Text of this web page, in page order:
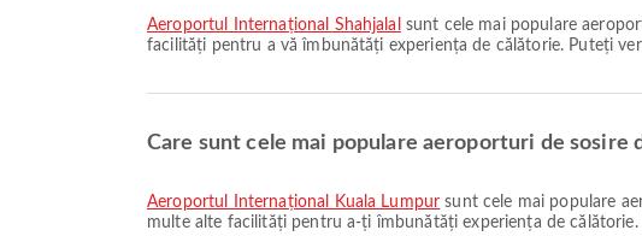
Aeroportul Internațional Shahjalal
sunt cele mai populare
facilități pentru a vă îmbunătăți experiența de călătorie. Puteți
Care sunt cele mai populare aeroporturi de sosire
Aeroportul Internațional Kuala Lumpur sunt cele mai populare
multe alte facilități pentru a-ți îmbunătăți experiența de